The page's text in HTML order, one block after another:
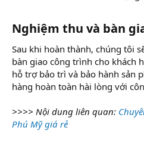
Nghiệm thu và bàn
Sau khi hoàn thành, chúng tôi
bàn giao công trình cho khách
hỗ trợ bảo trì và bảo hành sản
hàng hoàn toàn hài lòng với
>>>> Nội dung liên quan:
Phú Mỹ giá rẻ